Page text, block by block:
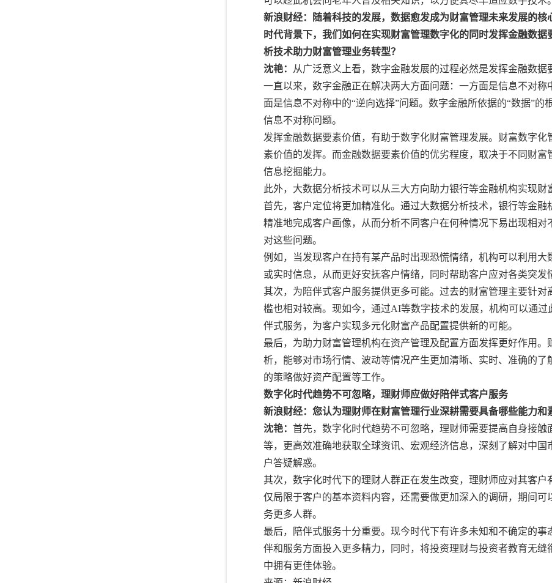
新浪财经：随着科技的发展，数据愈发成为财富管理未来发展的核
时代背景下，我们如何在实现财富管理数字化的同时发挥金融数
析技术助力财富管理业务转型？
沈艳：
从广泛意义上看，数字金融发展的过程必然是发挥金融数据
一直以来，数字金融正在解决两大方面问题：一方面是信息不对称
面是信息不对称中的“逆向选择”问题。数字金融所依据的“数据”的
信息不对称问题。
发挥金融数据要素价值，有助于数字化财富管理发展。财富数字化
素价值的发挥。而金融数据要素价值的优劣程度，取决于不同财富
信息挖掘能力。
此外，大数据分析技术可以从三大方向助力银行等金融机构实现财
首先，客户定位将更加精准化。通过大数据分析技术，银行等金融
精准地完成客户画像，从而分析不同客户在何种情况下易出现相对
对这些问题。
例如，当发现客户在持有某产品时出现恐慌情绪，机构可以利用大
或实时信息，从而更好安抚客户情绪，同时帮助客户应对各类突发
其次，为陪伴式客户服务提供更多可能。过去的财富管理主要针对
槛也相对较高。现如今，通过AI等数字技术的发展，机构可以通
伴式服务，为客户实现多元化财富产品配置提供新的可能。
最后，为助力财富管理机构在资产管理及配置方面发挥更好作用。
析，能够对市场行情、波动等情况产生更加清晰、实时、准确的了
的策略做好资产配置等工作。
数字化时代趋势不可忽略，理财师应做好陪伴式客户服务
新浪财经：您认为理财师在财富管理行业深耕需要具备哪些能力和
沈艳： 首先，数字化时代趋势不可忽略，理财师需要提高自身接触
等，更高效准确地获取全球资讯、宏观经济信息，深刻了解对中国
户答疑解惑。
其次，数字化时代下的理财人群正在发生改变，理财师应对其客户
仅局限于客户的基本资料内容，还需要做更加深入的调研，期间可
务更多人群。
最后，陪伴式服务十分重要。现今时代下有许多未知和不确定的事
伴和服务方面投入更多精力，同时，将投资理财与投资者教育无缝
中拥有更佳体验。